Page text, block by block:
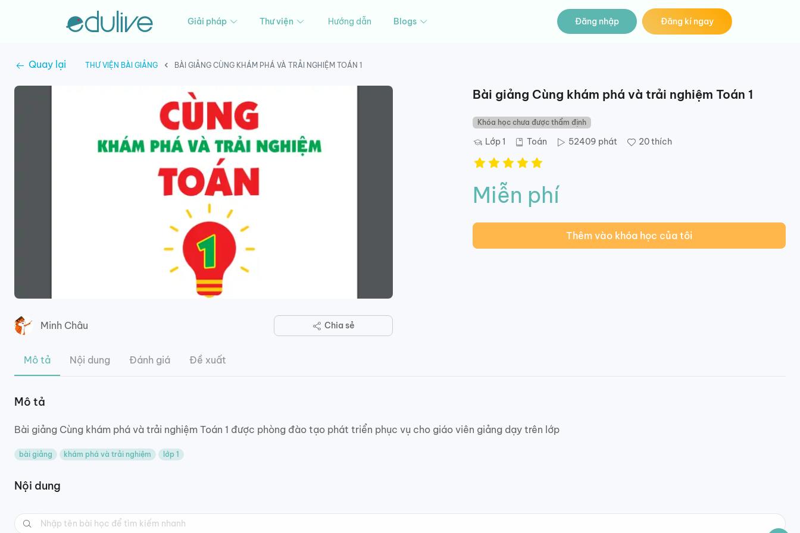
Giải pháp Thư viện Hướng dẫn Blogs Đăng nhập Đăng kí ngay
Quay lại THƯ VIỆN BÀI GIẢNG BÀI GIẢNG CÙNG KHÁM PHÁ VÀ TRẢI NGHIỆM TOÁN 1
Minh Châu Chia sẻ
Bài giảng Cùng khám phá và trải nghiệm Toán 1
Khóa học chưa được thẩm định
Lớp 1 Toán 52409 phát 20thích
Miễn phí
Thêm vào khóa học của tôi
Mô tả Nội dung Đánh giá Đề xuất
Mô tả
Bài giảng Cùng khám phá và trải nghiệm Toán 1 được phòng đào tạo phát triển phục vụ cho giáo viên giảng dạy trên lớp
bài giảng khám phá và trải nghiệm lớp 1
Nội dung